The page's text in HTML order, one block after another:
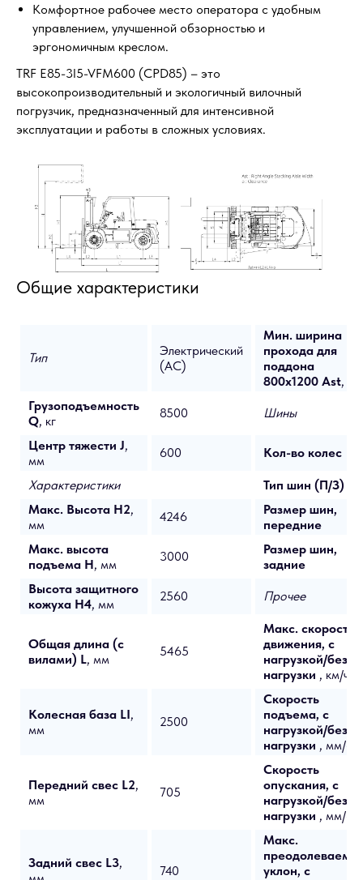
Комфортное рабочее место оператора с удобным
управлением, улучшенной обзорностью и
эргономичным креслом.
TRF E85-3I5-VFM600 (CPD85) – это
высокопроизводительный и экологичный вилочный
погрузчик, предназначенный для интенсивной
эксплуатации и работы в сложных условиях.
Общие характеристики
Тип
Электрический
(AC)
Мин. ширина
прохода для
поддона
800x1200 Ast, мм
Грузоподъемность
Q, кг
8500 Шины
Центр тяжести J,
мм
600 Кол-во колес
Характеристики
Тип шин (П/З)
Макс. Высота H2,
мм
4246
Размер шин,
передние
Макс. высота
подъема H, мм
3000
Размер шин,
задние
Высота защитного
кожуха H4, мм
2560 Прочее
Общая длина (с
вилами) L, мм
5465
Макс. скорость
движения, с
нагрузкой/без
нагрузки , км/ч
Колесная база LI,
мм
2500
Скорость
подъема, с
нагрузкой/без
нагрузки , мм/с
Передний свес L2,
мм
705
Скорость
опускания, с
нагрузкой/без
нагрузки , мм/с
Задний свес L3,
740
Макс.
уклон, с